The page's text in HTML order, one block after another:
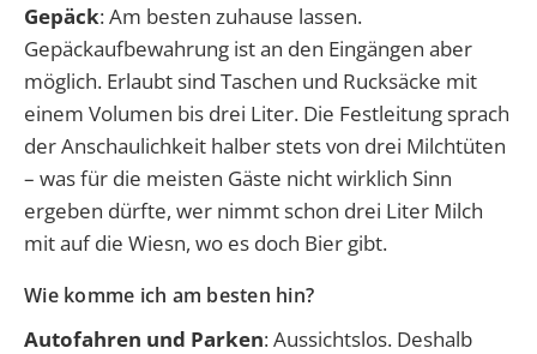
Gepäck: Am besten zuhause lassen.
Gepäckaufbewahrung ist an den Eingängen aber
möglich. Erlaubt sind Taschen und Rucksäcke mit
einem Volumen bis drei Liter. Die Festleitung sprach
der Anschaulichkeit halber stets von drei Milchtüten
– was für die meisten Gäste nicht wirklich Sinn
ergeben dürfte, wer nimmt schon drei Liter Milch
mit auf die Wiesn, wo es doch Bier gibt.
Wie komme ich am besten hin?
Autofahren und Parken: Aussichtslos. Deshalb